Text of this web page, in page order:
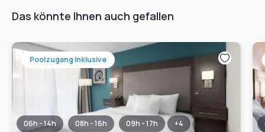
Das könnte Ihnen auch gefallen
Poolzugang inklusive
06h - 14h 08h - 16h 09h - 17h +4